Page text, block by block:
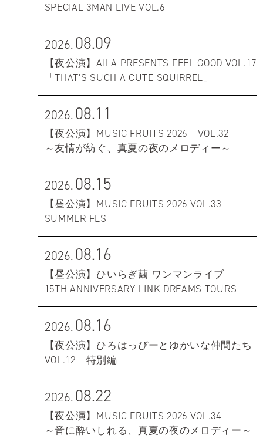
SPECIAL 3MAN LIVE VOL.6
2026.08.09
【夜公演】AILA PRESENTS FEEL GOOD VOL.17
「THAT'S SUCH A CUTE SQUIRREL」
2026.08.11
【夜公演】MUSIC FRUITS 2026 VOL.32
～友情が紡ぐ、真夏の夜のメロディー～
2026.08.15
【昼公演】MUSIC FRUITS 2026 VOL.33
SUMMER FES
2026.08.16
【昼公演】ひいらぎ繭-ワンマンライブ
15TH ANNIVERSARY LINK DREAMS TOURS
2026.08.16
【夜公演】ひろはっぴーとゆかいな仲間たち
VOL.12 特別編
2026.08.22
【夜公演】MUSIC FRUITS 2026 VOL.34
～音に酔いしれる、真夏の夜のメロディー～